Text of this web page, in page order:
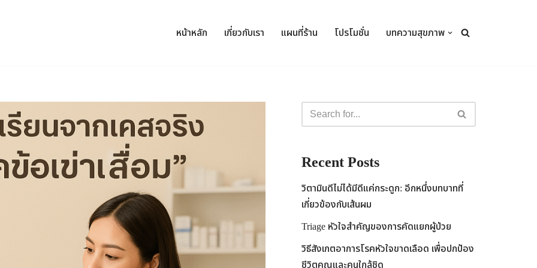
หน้าหลัก เกี่ยวกับเรา แผนที่ร้าน โปรโมชั่น บทความสุขภาพ
Recent Posts
วิตามินดีไม่ได้มีดีแค่กระดูก: อีกหนึ่งบทบาทที่
เกี่ยวข้องกับเส้นผม
Triage หัวใจสำคัญของการคัดแยกผู้ป่วย
วิธีสังเกตอาการโรคหัวใจขาดเลือด เพื่อปกป้อง
ชีวิตคุณและคนใกล้ชิด